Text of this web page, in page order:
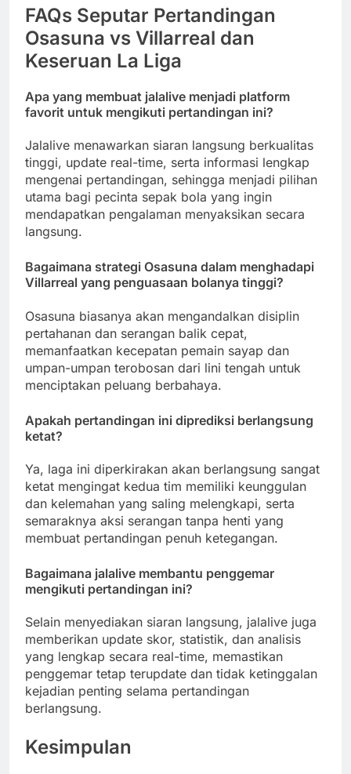
FAQs Seputar Pertandingan
Osasuna vs Villarreal dan
Keseruan La Liga
Apa yang membuat jalalive menjadi platform
favorit untuk mengikuti pertandingan ini?
Jalalive menawarkan siaran langsung berkualitas
tinggi, update real-time, serta informasi lengkap
mengenai pertandingan, sehingga menjadi pilihan
utama bagi pecinta sepak bola yang ingin
mendapatkan pengalaman menyaksikan secara
langsung.
Bagaimana strategi Osasuna dalam menghadapi
Villarreal yang penguasaan bolanya tinggi?
Osasuna biasanya akan mengandalkan disiplin
pertahanan dan serangan balik cepat,
memanfaatkan kecepatan pemain sayap dan
umpan-umpan terobosan dari lini tengah untuk
menciptakan peluang berbahaya.
Apakah pertandingan ini diprediksi berlangsung
ketat?
Ya, laga ini diperkirakan akan berlangsung sangat
ketat mengingat kedua tim memiliki keunggulan
dan kelemahan yang saling melengkapi, serta
semaraknya aksi serangan tanpa henti yang
membuat pertandingan penuh ketegangan.
Bagaimana jalalive membantu penggemar
mengikuti pertandingan ini?
Selain menyediakan siaran langsung, jalalive juga
memberikan update skor, statistik, dan analisis
yang lengkap secara real-time, memastikan
penggemar tetap terupdate dan tidak ketinggalan
kejadian penting selama pertandingan
berlangsung.
Kesimpulan